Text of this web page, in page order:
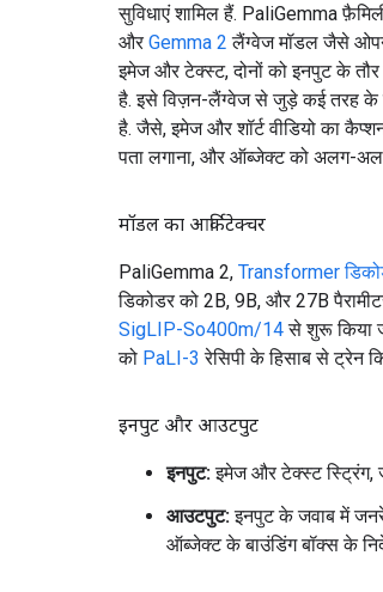
सुविधाएं शामिल हैं. PaliGemma
और Gemma 2 लैंग्वेज मॉडल जैसे ओपन
इमेज और टेक्स्ट, दोनों को इनपुट के
है. इसे विज़न-लैंग्वेज से जुड़े कई तरह के
है. जैसे, इमेज और शॉर्ट वीडियो का
पता लगाना, और ऑब्जेक्ट को अलग-अलग
मॉडल का आर्किटेक्चर
PaliGemma 2, Transformer
डिकोडर को 2B, 9B, और 27B
SigLIP-So400m/14से शुरू किया
को PaLI-3 रेसिपी के हिसाब से ट्रेन
इनपुट और आउटपुट
इनपुट:इमेज और टेक्स्ट स्ट्रिंग,
आउटपुट:इनपुट के जवाब में
ऑब्जेक्ट के बाउंडिंग बॉक्स के